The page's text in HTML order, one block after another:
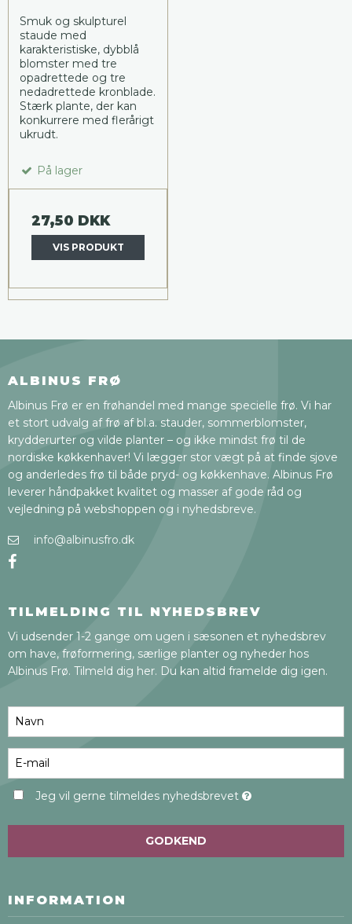
Smuk og skulpturel
staude med
karakteristiske, dybblå
blomster med tre
opadrettede og tre
nedadrettede kronblade.
Stærk plante, der kan
konkurrere med flerårigt
ukrudt.
På lager
27,50 DKK
VIS PRODUKT
ALBINUS FRØ
Albinus Frø er en frøhandel med mange specielle frø. Vi har
et stort udvalg af frø af bl.a. stauder, sommerblomster,
krydderurter og vilde planter – og ikke mindst frø til de
nordiske køkkenhaver! Vi lægger stor vægt på at finde sjove
og anderledes frø til både pryd- og køkkenhave. Albinus Frø
leverer håndpakket kvalitet og masser af gode råd og
vejledning på webshoppen og i nyhedsbreve.
info@albinusfro.dk
TILMELDING TIL NYHEDSBREV
Vi udsender 1-2 gange om ugen i sæsonen et nyhedsbrev
om have, frøformering, særlige planter og nyheder hos
Albinus Frø. Tilmeld dig her. Du kan altid framelde dig igen.
Jeg vil gerne tilmeldes nyhedsbrevet
GODKEND
INFORMATION